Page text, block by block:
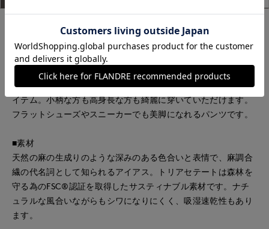
2タックデザインと自然に広がるセミワイドシルエットで分量
感がありつつも、ヒップ周りをコンパクトにすることで女性ら
しいメリハリのあるバランスに。ミニマルな印象でどんなスタ
イリングにも馴染み、幅広いシーンで活躍してくれる万能なア
イテム。小柄な方も高身長な方も綺麗に穿いていただけます。
フラットシューズやスニーカーでも美脚になれるパンツです。
■素材
天然の麻の生成りのような深みのある色合いと表情で、麻調合
繊の代名詞として知られるアイアス。トリアセテートは森林を
守る為のFSC®認証を取得したサスティナブル素材です。ナチ
ュラルな風合いながらもシワになりにくく、吸湿速乾性もあり
ます。